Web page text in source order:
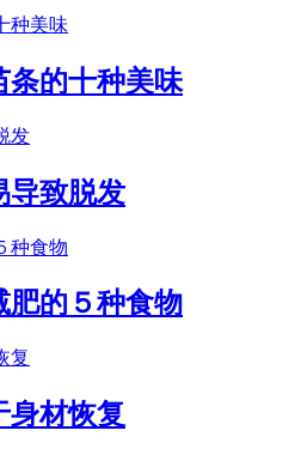
条的十种美味
导致脱发
肥的５种食物
身材恢复